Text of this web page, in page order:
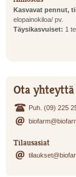
Kasvavat pennut,
elopainokiloa/ pv.
Täysikasvuiset: 1
Ota
Puh. (09) 225
Tilausasiat